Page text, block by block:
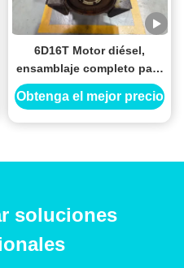
6D16T Motor diésel,
ensamblaje completo para
excavadora de
construcción
Obtenga el mejor precio
soluciones